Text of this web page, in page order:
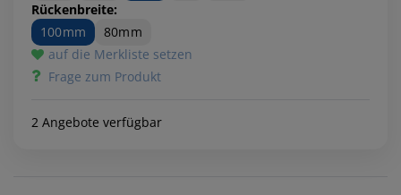
Rückenbreite:
100mm
80mm
auf die Merkliste setzen
Frage zum Produkt
2 Angebote verfügbar